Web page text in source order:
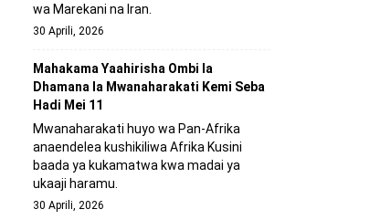
wa Marekani na Iran.
30 Aprili, 2026
Mahakama Yaahirisha Ombi la
Dhamana la Mwanaharakati Kemi Seba
Hadi Mei 11
Mwanaharakati huyo wa Pan-Afrika
anaendelea kushikiliwa Afrika Kusini
baada ya kukamatwa kwa madai ya
ukaaji haramu.
30 Aprili, 2026